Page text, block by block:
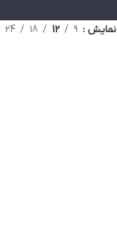
نمایش 9
12
18
24